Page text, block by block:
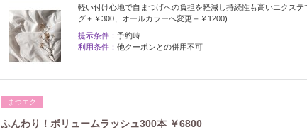
軽い付け心地で自まつげへの負担を軽減し持続性も高いエクステ
グ＋￥300、オールカラーへ変更＋￥1200)
提示条件： 予約時
利用条件： 他クーポンとの併用不可
まつエク
ふんわり！ボリュームラッシュ300本 ￥6800